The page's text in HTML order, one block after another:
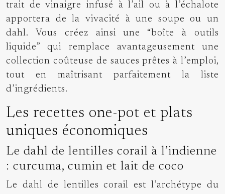
trait de vinaigre infusé à l’ail ou à l’échalote
apportera de la vivacité à une soupe ou un
dahl. Vous créez ainsi une “boîte à outils
liquide” qui remplace avantageusement une
collection coûteuse de sauces prêtes à l’emploi,
tout en maîtrisant parfaitement la liste
d’ingrédients.
Les recettes one-pot et plats
uniques économiques
Le dahl de lentilles corail à l’indienne
: curcuma, cumin et lait de coco
Le dahl de lentilles corail est l’archétype du